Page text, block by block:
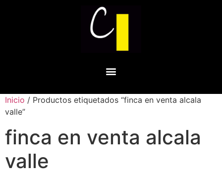
Inicio / Productos etiquetados “finca en venta alcala
valle”
finca en venta alcala
valle